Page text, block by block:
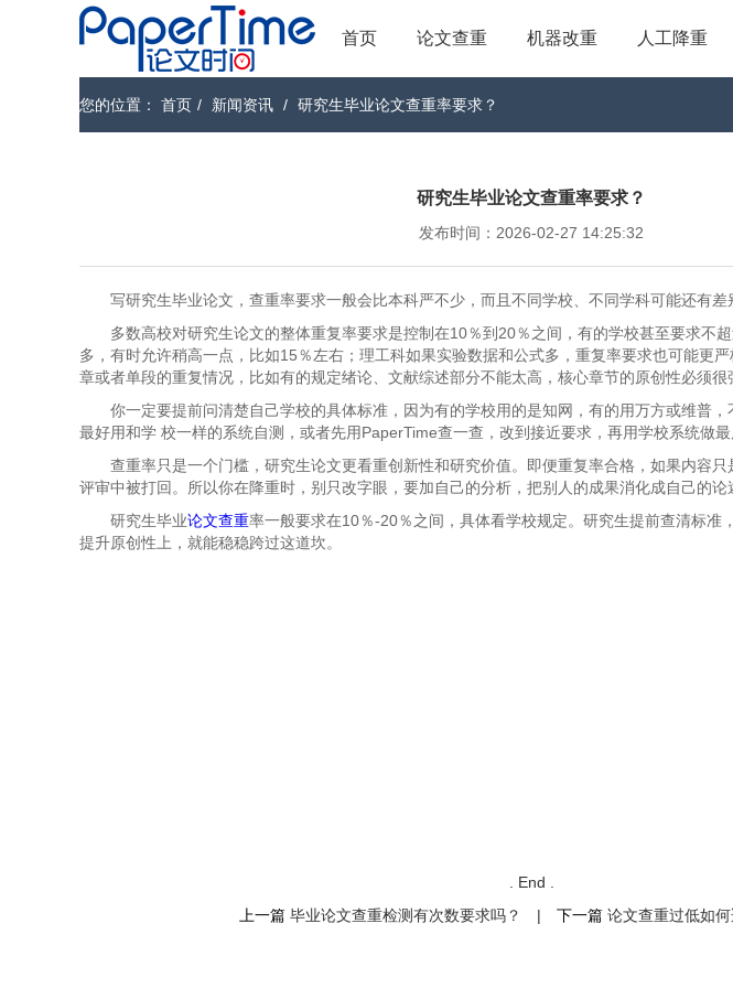
首页 论文查重 机器改重 人工降重
您的位置： 首页 / 新闻资讯 / 研究生毕业论文查重率要求？
研究生毕业论文查重率要求？
发布时间：2026-02-27 14:25:32
写研究生毕业论文，查重率要求一般会比本科严不少，而且不同学校、不同学科可能还有差
多数高校对研究生论文的整体重复率要求是控制在10％到20％之间，有的学校甚至要求不
多，有时允许稍高一点，比如15％左右；理工科如果实验数据和公式多，重复率要求也可能更
章或者单段的重复情况，比如有的规定绪论、文献综述部分不能太高，核心章节的原创性必须很
你一定要提前问清楚自己学校的具体标准，因为有的学校用的是知网，有的用万方或维普
最好用和学 校一样的系统自测，或者先用PaperTime查一查，改到接近要求，再用学校系统做最
查重率只是一个门槛，研究生论文更看重创新性和研究价值。即便重复率合格，如果内容
评审中被打回。所以你在降重时，别只改字眼，要加自己的分析，把别人的成果消化成自己的论
研究生毕业论文查重率一般要求在10％-20％之间，具体看学校规定。研究生提前查清标准
提升原创性上，就能稳稳跨过这道坎。
. End .
上一篇 毕业论文查重检测有次数要求吗？ | 下一篇 论文查重过低如